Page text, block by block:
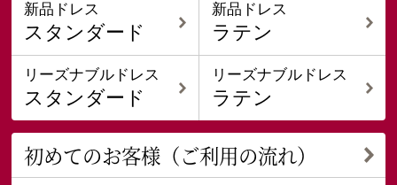
新品ドレス
スタンダード
新品ドレス
ラテン
リーズナブルドレス
スタンダード
リーズナブルドレス
ラテン
初めてのお客様（ご利用の流れ）